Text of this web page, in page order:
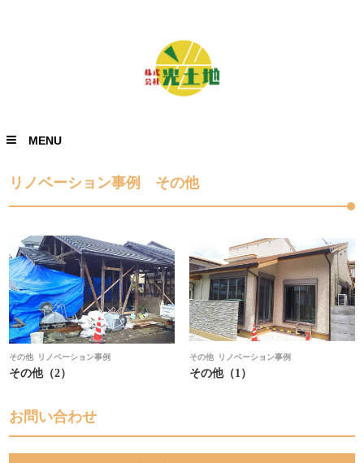
MENU
リノベーション事例 その他
その他 リノベーション事例
その他（2）
その他 リノベーション事例
その他（1）
お問い合わせ